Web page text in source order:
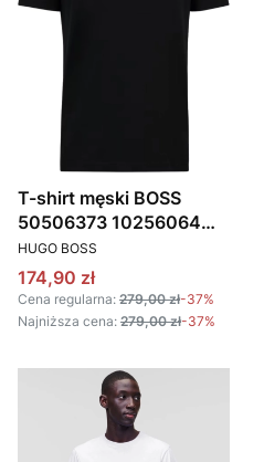
T-shirt męski BOSS
50506373 10256064
101 CZARNY
PRODUCENT
HUGO BOSS
Cena promocyjna
174,90 zł
Cena regularna: 279,00 zł-37%
Najniższa cena: 279,00 zł-37%